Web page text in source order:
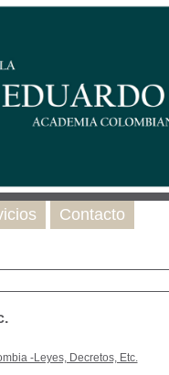
-Leyes, Decretos, Etc.
Contacto